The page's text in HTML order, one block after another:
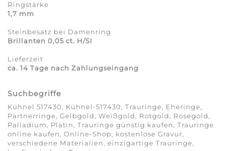
Ringstärke
1,7 mm
Steinbesatz bei Damenring
Brillanten 0,05 ct. H/SI
Lieferzeit
ca. 14 Tage nach Zahlungseingang
Suchbegriffe
Kühnel 517430, Kühnel-517430, Trauringe, Eheringe,
Partnerringe, Gelbgold, Weißgold, Rotgold, Rosegold,
Palladium, Platin, Trauringe günstig kaufen, Trauringe
online kaufen, Online-Shop, kostenlose Gravur,
verschiedene Materialien, einzigartige Trauringe,